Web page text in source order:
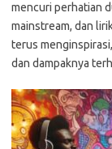
mencuri perhatian
mainstream, dan
terus
dan dampaknya